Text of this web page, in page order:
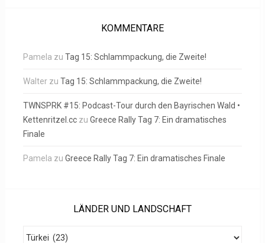
KOMMENTARE
Pamela zuTag 15: Schlammpackung, die Zweite!
Walter zuTag 15: Schlammpackung, die Zweite!
TWNSPRK #15: Podcast-Tour durch den Bayrischen Wald •
Kettenritzel.cc zuGreece Rally Tag 7: Ein dramatisches
Finale
Pamela zuGreece Rally Tag 7: Ein dramatisches Finale
LÄNDER UND LANDSCHAFT
Länder